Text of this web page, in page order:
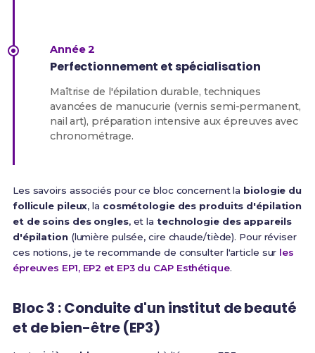
Année 2
Perfectionnement et spécialisation
Maîtrise de l'épilation durable, techniques
avancées de manucurie (vernis semi-permanent,
nail art), préparation intensive aux épreuves avec
chronométrage.
Les savoirs associés pour ce bloc concernent la biologie du
follicule pileux, la cosmétologie des produits d'épilation
et de soins des ongles, et la technologie des appareils
d'épilation(lumière pulsée, cire chaude/tiède). Pour réviser
ces notions, je te recommande de consulter l'article sur les
épreuves EP1, EP2 et EP3 du CAP Esthétique.
Bloc 3 : Conduite d'un institut de beauté
et de bien-être (EP3)